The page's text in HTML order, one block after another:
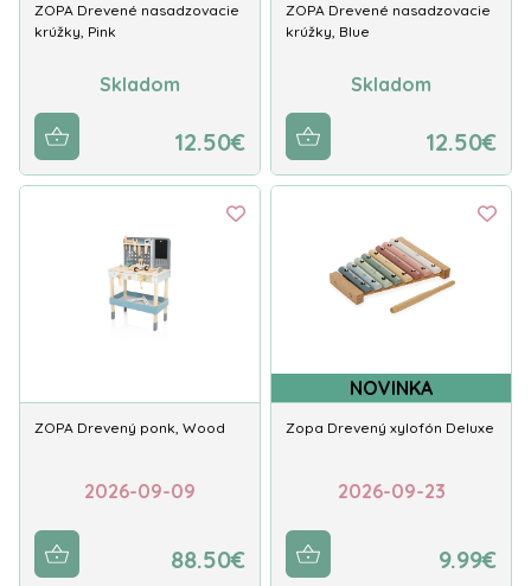
ZOPA Drevené nasadzovacie
krúžky, Pink
Skladom
12.50€
ZOPA Drevené nasadzovacie
krúžky, Blue
Skladom
12.50€
ZOPA Drevený ponk, Wood
2026-09-09
88.50€
NOVINKA
Zopa Drevený xylofón Deluxe
2026-09-23
9.99€